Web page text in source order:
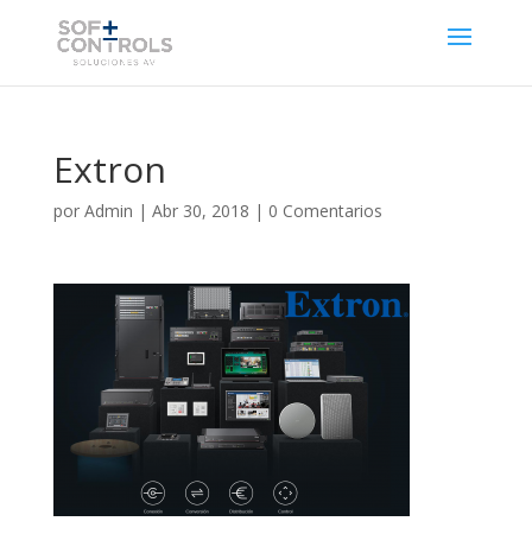
Extron
por Admin | Abr 30, 2018 | 0 Comentarios